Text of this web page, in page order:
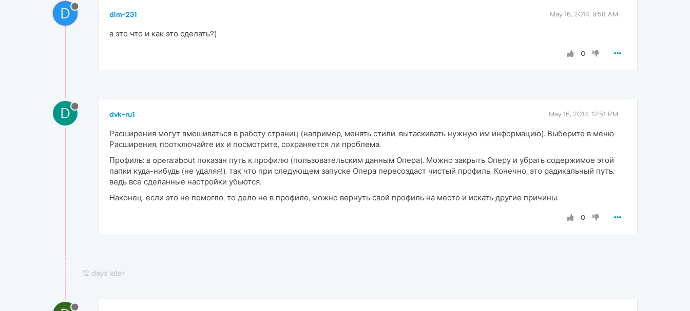
D dim-231 May 16, 2014, 9:58 AM
а это что и как это сделать?)
0
D dvk-ru1 May 16, 2014, 12:51 PM
Расширения могут вмешиваться в работу страниц (например, менять стили, вытаскивать нужную им информацию). Выберите в меню
Расширения, поотключайте их и посмотрите, сохраняется ли проблема.
Профиль: в opera:about показан путь к профилю (пользовательским данным Опера). Можно закрыть Оперу и убрать содержимое этой
папки куда-нибудь (не удаляя!), так что при следующем запуске Опера пересоздаст чистый профиль. Конечно, это радикальный путь,
ведь все сделанные настройки убьются.
Наконец, если это не помогло, то дело не в профиле, можно вернуть свой профиль на место и искать другие причины.
0
12 days later